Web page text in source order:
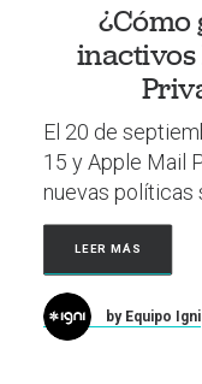
¿Cómo
El 20 de
15 y Apple Mail
nuevas políticas
LEER MÁS
by Equipo Igni